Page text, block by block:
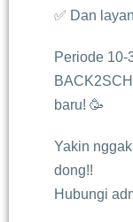
✅ Dan
Periode 10-
baru! 🥳
Yakin
dong!!
Hubungi